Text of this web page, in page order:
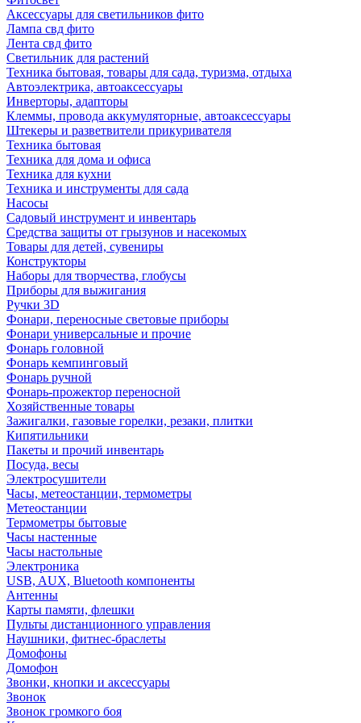
Аксессуары для светильников фито
Лампа свд фито
Лента свд фито
Светильник для растений
Техника бытовая, товары для сада, туризма, отдыха
Автоэлектрика, автоаксессуары
Инверторы, адапторы
Клеммы, провода аккумуляторные, автоаксессуары
Штекеры и разветвители прикуривателя
Техника бытовая
Техника для дома и офиса
Техника для кухни
Техника и инструменты для сада
Насосы
Садовый инструмент и инвентарь
Средства защиты от грызунов и насекомых
Товары для детей, сувениры
Конструкторы
Наборы для творчества, глобусы
Приборы для выжигания
Ручки 3D
Фонари, переносные световые приборы
Фонари универсальные и прочие
Фонарь головной
Фонарь кемпинговый
Фонарь ручной
Фонарь-прожектор переносной
Хозяйственные товары
Зажигалки, газовые горелки, резаки, плитки
Кипятильники
Пакеты и прочий инвентарь
Посуда, весы
Электросушители
Часы, метеостанции, термометры
Метеостанции
Термометры бытовые
Часы настенные
Часы настольные
Электроника
USB, AUX, Bluetooth компоненты
Антенны
Карты памяти, флешки
Пульты дистанционного управления
Наушники, фитнес-браслеты
Домофоны
Домофон
Звонки, кнопки и аксессуары
Звонок
Звонок громкого боя